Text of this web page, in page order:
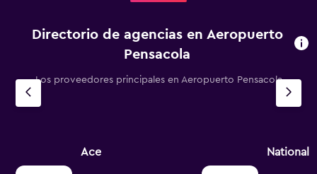
Directorio de agencias en Aeropuerto
Pensacola
Los proveedores principales en Aeropuerto Pensacola
Ace National